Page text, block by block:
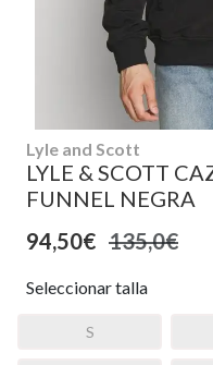
Lyle and Scott
LYLE & SCOTT
FUNNEL NEGRA
94,50€ 135,0€
Seleccionar talla
S